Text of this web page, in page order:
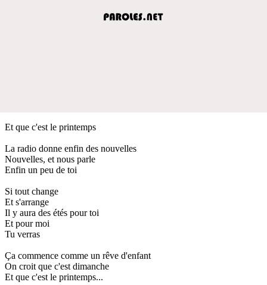
Et que c'est le printemps
La radio donne enfin des nouvelles
Nouvelles, et nous parle
Enfin un peu de toi
Si tout change
Et s'arrange
Il y aura des étés pour toi
Et pour moi
Tu verras
Ça commence comme un rêve d'enfant
On croit que c'est dimanche
Et que c'est le printemps...